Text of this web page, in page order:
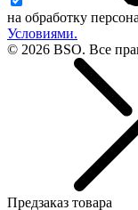
на обработку
Условиями.
© 2026 BSO. Все
Предзаказ товара